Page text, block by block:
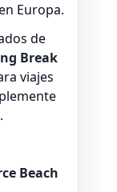
Europa.
de
Break
viajes
Beach